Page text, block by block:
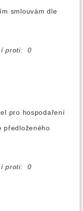
smlouvám dle
proti: 0
pro hospodaření
předloženého
proti: 0